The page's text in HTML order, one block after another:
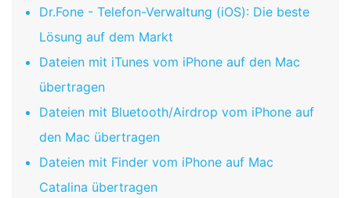
Dr.Fone - Telefon-Verwaltung (iOS): Die beste
Lösung auf dem Markt
Dateien mit iTunes vom iPhone auf den Mac
übertragen
Dateien mit Bluetooth/Airdrop vom iPhone auf
den Mac übertragen
Dateien mit Finder vom iPhone auf Mac
Catalina übertragen